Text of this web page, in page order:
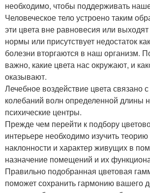
необходимо, чтобы поддерживать
Человеческое тело устроено таким
эти цвета вне равновесия или
нормы или присутствует недостаток
болезни вторгаются в наш организм.
важно, какие цвета нас окружают, и
оказывают.
Лечебное воздействие цвета связано
колебаний волн определенной длины
психические центры.
Прежде чем перейти к подбору
интерьере необходимо изучить
наклонности и характер живущих в
назначение помещений и их
Правильно подобранная цветовая
поможет сохранить гармонию вашего